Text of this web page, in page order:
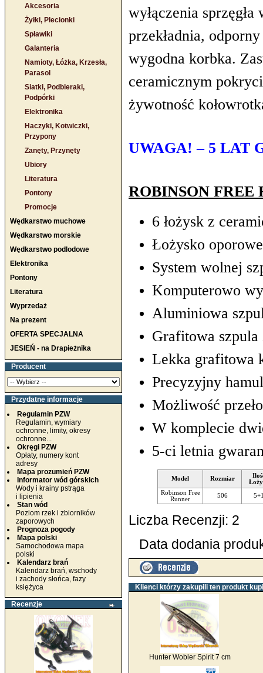
Akcesoria
Żyłki, Plecionki
Spławiki
Galanteria
Namioty, Łóżka, Krzesła,
Parasol
Siatki, Podbieraki,
Podpórki
Elektronika
Haczyki, Kotwiczki,
Przypony
Zanęty, Przynęty
Ubiory
Literatura
Pontony
Promocje
Wędkarstwo muchowe
Wędkarstwo morskie
Wędkarstwo podlodowe
Elektronika
Pontony
Literatura
Wyprzedaż
Na prezent
OFERTA SPECJALNA
JESIEŃ - na Drapieżnika
Producent
Przydatne informacje
Regulamin PZW
Regulamin, wymiary
ochronne, limity, okresy
ochronne...
Okręgi PZW
Opłaty, numery kont
adresy
Mapa prozumień PZW
Informator wód górskich
Wody i krainy pstrąga
i lipienia
Stan wód
Poziom rzek i zbiorników
zaporowych
Prognoza pogody
Mapa polski
Samochodowa mapa
polski
Kalendarz brań
Kalendarz brań, wschody
i zachody słońca, fazy
księżyca
Recenzje
wyłączenia
przekładnia,
wygodna korbka.
ceramicznym
żywotność
UWAGA! – 5 LAT
ROBINSON FREE
6 łożysk z
Łożysko
System wolnej
Komputerowo
Aluminiowa
Grafitowa szpula
Lekka grafitowa
Precyzyjny
Możliwość
W komplecie
5-ci letnia
Model Rozmiar
Robinson Free
Runner
506
Liczba Recenzji: 2
Data dodania
Klienci którzy zakupili ten produkt
Hunter Wobler Spirit 7 cm